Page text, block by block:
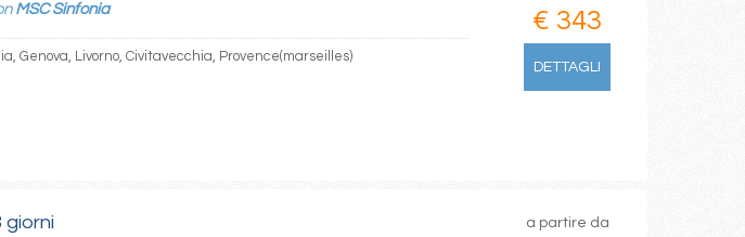
MSC Sinfonia
Genova, Livorno, Civitavecchia, Provence(marseilles)
€ 343
DETTAGLI
giorni a partire da